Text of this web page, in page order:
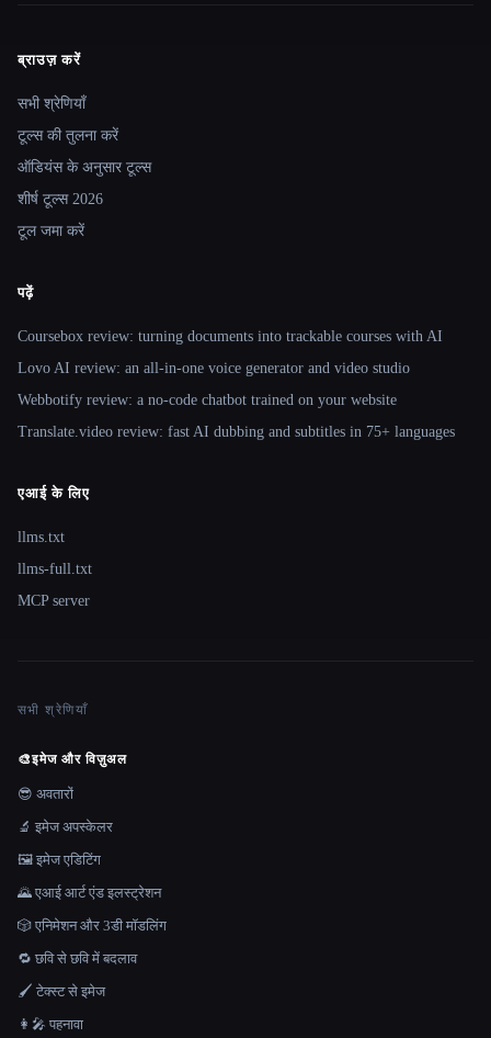
Site navigation
ब्राउज़ करें
सभी श्रेणियाँ
टूल्स की तुलना करें
ऑडियंस के अनुसार टूल्स
शीर्ष टूल्स 2026
टूल जमा करें
पढ़ें
Coursebox review: turning documents into trackable courses with AI
Lovo AI review: an all-in-one voice generator and video studio
Webbotify review: a no-code chatbot trained on your website
Translate.video review: fast AI dubbing and subtitles in 75+ languages
एआई के लिए
llms.txt
llms-full.txt
MCP server
सभी श्रेणियाँ
🎨इमेज और विज़ुअल
😎 अवतारों
🔬 इमेज अपस्केलर
🖼️ इमेज एडिटिंग
🌄 एआई आर्ट एंड इलस्ट्रेशन
🎲 एनिमेशन और 3डी मॉडलिंग
🔁 छवि से छवि में बदलाव
🖌️ टेक्स्ट से इमेज
👩‍🎤 पहनावा